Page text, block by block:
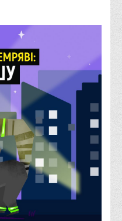
сексуальне насильство,
у Вінницькій області
З’ясуй правду про